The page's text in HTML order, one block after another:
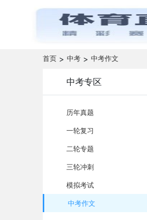
首页 > 中考 > 中考作文
中考专区
历年真题
一轮复习
二轮专题
三轮冲刺
模拟考试
中考作文